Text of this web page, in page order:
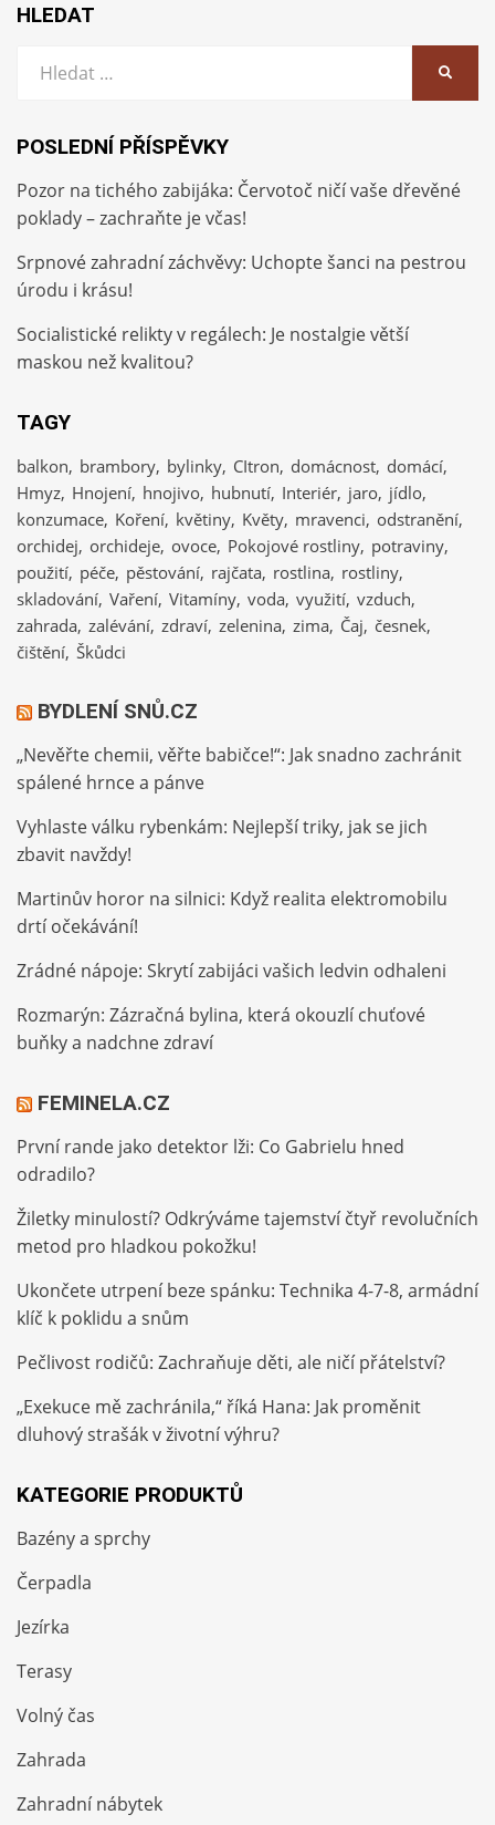
HLEDAT
POSLEDNÍ PŘÍSPĚVKY
Pozor na tichého zabijáka: Červotoč ničí vaše dřevěné
poklady – zachraňte je včas!
Srpnové zahradní záchvěvy: Uchopte šanci na pestrou
úrodu i krásu!
Socialistické relikty v regálech: Je nostalgie větší
maskou než kvalitou?
TAGY
balkon brambory bylinky CItron domácnost domácí
Hmyz Hnojení hnojivo hubnutí Interiér jaro jídlo
konzumace Koření květiny Květy mravenci odstranění
orchidej orchideje ovoce Pokojové rostliny potraviny
použití péče pěstování rajčata rostlina rostliny
skladování Vaření Vitamíny voda využití vzduch
zahrada zalévání zdraví zelenina zima Čaj česnek
čištění Škůdci
BYDLENÍ SNŮ.CZ
„Nevěřte chemii, věřte babičce!“: Jak snadno zachránit
spálené hrnce a pánve
Vyhlaste válku rybenkám: Nejlepší triky, jak se jich
zbavit navždy!
Martinův horor na silnici: Když realita elektromobilu
drtí očekávání!
Zrádné nápoje: Skrytí zabijáci vašich ledvin odhaleni
Rozmarýn: Zázračná bylina, která okouzlí chuťové
buňky a nadchne zdraví
FEMINELA.CZ
První rande jako detektor lži: Co Gabrielu hned
odradilo?
Žiletky minulostí? Odkrýváme tajemství čtyř revolučních
metod pro hladkou pokožku!
Ukončete utrpení beze spánku: Technika 4-7-8, armádní
klíč k poklidu a snům
Pečlivost rodičů: Zachraňuje děti, ale ničí přátelství?
„Exekuce mě zachránila,“ říká Hana: Jak proměnit
dluhový strašák v životní výhru?
KATEGORIE PRODUKTŮ
Bazény a sprchy
Čerpadla
Jezírka
Terasy
Volný čas
Zahrada
Zahradní nábytek